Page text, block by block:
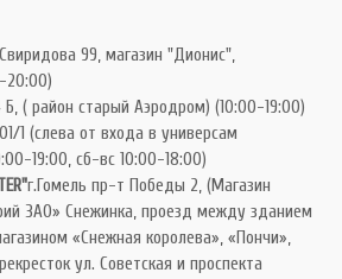
99, магазин "Дионис",
20:00)
Б, ( район старый Аэродром) (10:00-19:00)
1 (слева от входа в универсам
19:00, сб-вс 10:00-18:00)
г.Гомель пр-т Победы 2, (Магазин
ЗАО» Снежинка, проезд между зданием
«Снежная королева», «Пончи»,
ул. Советская и проспекта